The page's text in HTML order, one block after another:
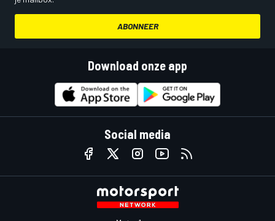
ABONNEER
Download onze app
Social media